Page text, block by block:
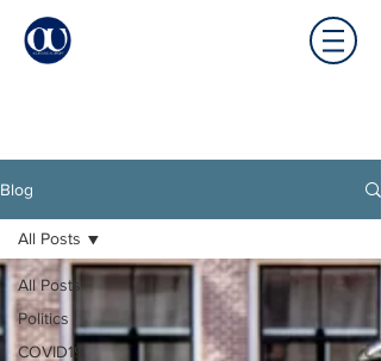
Blog
All Posts
Politics
COVID19
All Posts